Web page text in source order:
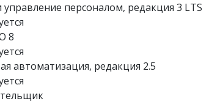
управление персоналом, редакция 3 LTS
8
автоматизация, редакция 2.5